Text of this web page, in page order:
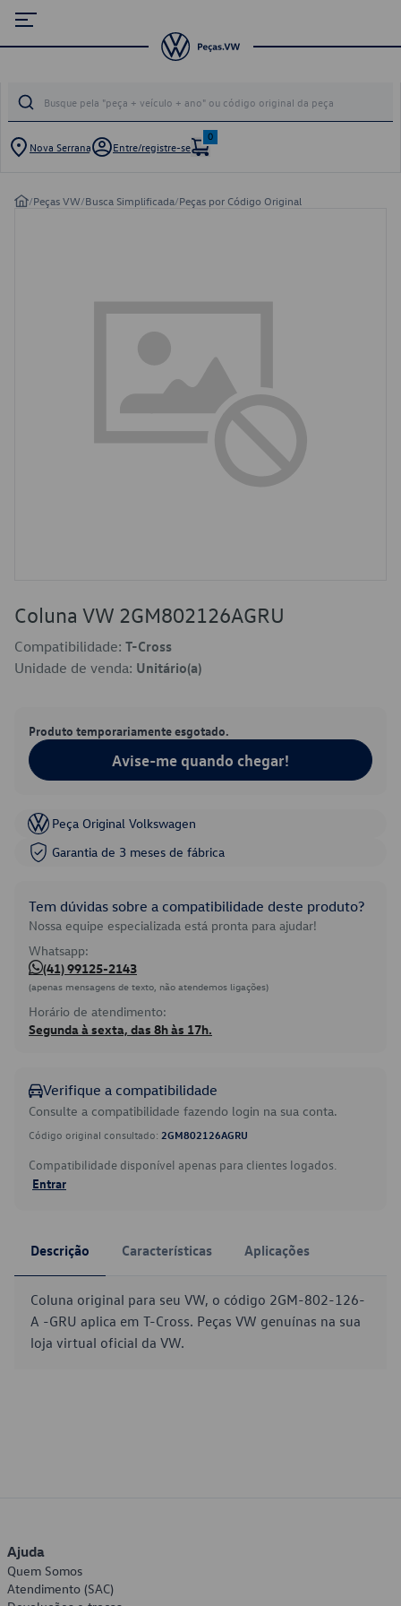
Nova Serrana Entre/registre-se
0
/Peças VW/Busca Simplificada/Peças por Código Original
Coluna VW 2GM802126AGRU
Compatibilidade: T-Cross
Unidade de venda: Unitário(a)
Produto temporariamente esgotado.
Avise-me quando chegar!
Peça Original Volkswagen
Garantia de 3 meses de fábrica
Tem dúvidas sobre a compatibilidade deste produto?
Nossa equipe especializada está pronta para ajudar!
Whatsapp:
(41) 99125-2143
(apenas mensagens de texto, não atendemos ligações)
Horário de atendimento:
Segunda à sexta, das 8h às 17h.
Verifique a compatibilidade
Consulte a compatibilidade fazendo login na sua conta.
Código original consultado: 2GM802126AGRU
Compatibilidade disponível apenas para clientes logados.
Entrar
Descrição Características Aplicações
Coluna original para seu VW, o código 2GM-802-126-
A -GRU aplica em T-Cross. Peças VW genuínas na sua
loja virtual oficial da VW.
Ajuda
Quem Somos
Atendimento (SAC)